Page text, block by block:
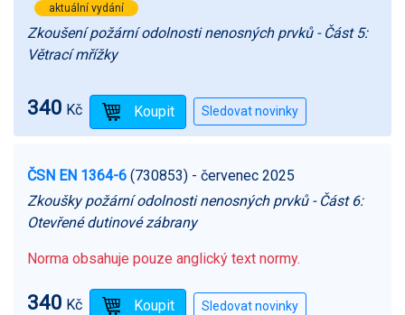
aktuální vydání
Zkoušení požární odolnosti nenosných prvků - Část 5:
Větrací mřížky
340 Kč
ČSN EN 1364-6 (730853) - červenec 2025
Zkoušky požární odolnosti nenosných prvků - Část 6:
Otevřené dutinové zábrany
Norma obsahuje pouze anglický text normy.
340 Kč